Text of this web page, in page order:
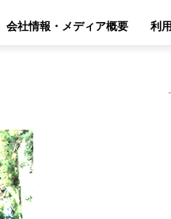
会社情報・メディア概要 利